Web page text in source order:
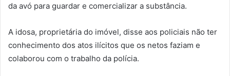
da avó para guardar e comercializar a substância.
A idosa, proprietária do imóvel, disse aos policiais não ter
conhecimento dos atos ilícitos que os netos faziam e
colaborou com o trabalho da polícia.